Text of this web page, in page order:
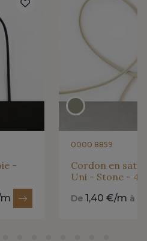
-
0000 8859
Cordon en satin
Uni - Stone - 4
De1,40 €/m à